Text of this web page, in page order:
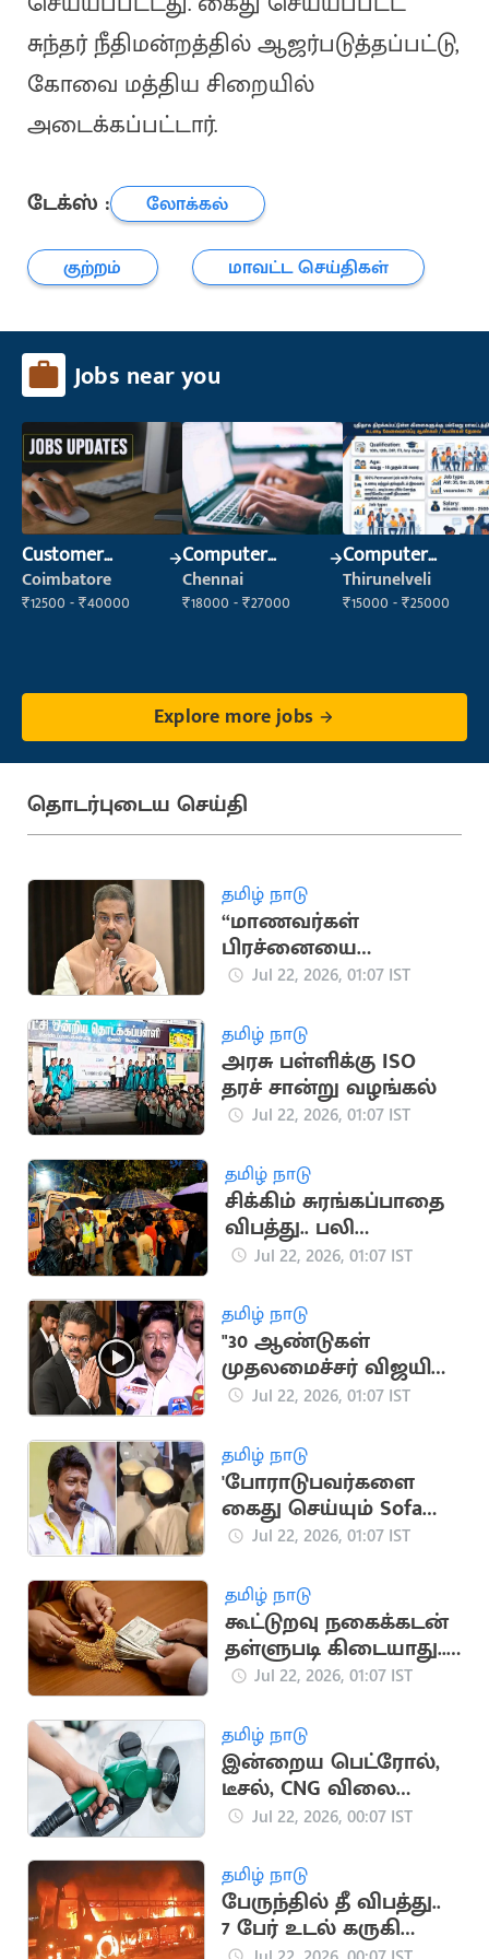
சுந்தர் நீதிமன்றத்தில் ஆஜர்படுத்தப்பட்டு,
கோவை மத்திய சிறையில்
அடைக்கப்பட்டார்.
டேக்ஸ் :
லோக்கல்
குற்றம்
மாவட்ட செய்திகள்
Jobs near you
Customer
Support Officer
Coimbatore
₹12500 - ₹40000
Computer
Operator
Chennai
₹18000 - ₹27000
Computer
Operator
Thirunelveli
₹15000 - ₹25000
Explore more jobs
தொடர்புடைய செய்தி
தமிழ் நாடு
“மாணவர்கள்
பிரச்னையை
விவாதிக்க தயார்”..
Jul 22, 2026, 01:07 IST
தமிழ் நாடு
அரசு பள்ளிக்கு ISO
தரச் சான்று வழங்கல்
Jul 22, 2026, 01:07 IST
தமிழ் நாடு
சிக்கிம் சுரங்கப்பாதை
விபத்து.. பலி
எண்ணிக்கை 20 ஆக
Jul 22, 2026, 01:07 IST
தமிழ் நாடு
"30 ஆண்டுகள்
முதலமைச்சர் விஜயின்
தவெக ஆட்சி தான்"..
உதயகுமார்
Jul 22, 2026, 01:07 IST
தமிழ் நாடு
'போராடுபவர்களை
கைது செய்யும் Sofa
Model அரசை
உதயநிதி
Jul 22, 2026, 01:07 IST
தமிழ் நாடு
கூட்டுறவு நகைக்கடன்
தள்ளுபடி கிடையாது..
வெளியான தகவல்
Jul 22, 2026, 01:07 IST
தமிழ் நாடு
இன்றைய பெட்ரோல்,
டீசல், CNG விலை
நிலவரம்
Jul 22, 2026, 00:07 IST
தமிழ் நாடு
பேருந்தில் தீ விபத்து..
7 பேர் உடல் கருகி